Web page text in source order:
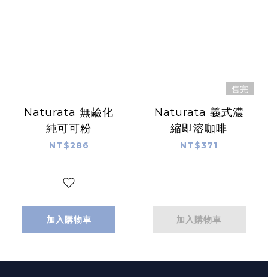
Naturata 無鹼化
純可可粉
NT$286
加入購物車
售完
Naturata 義式濃
縮即溶咖啡
NT$371
加入購物車